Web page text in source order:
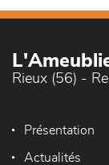
Rieux (56) -
Présentation
Actualités